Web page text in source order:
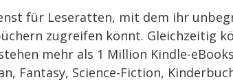
für Leseratten, mit dem ihr
zugreifen könnt. Gleichzeitig
mehr als 1 Million Kindle-
Fantasy, Science-Fiction,